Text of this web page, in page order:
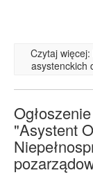
Czytaj więcej:
asystenckich
"Asystent